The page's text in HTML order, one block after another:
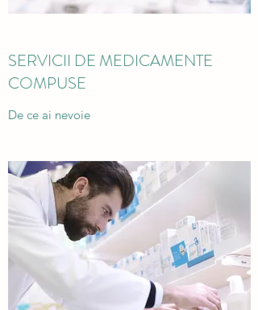
SERVICII DE MEDICAMENTE
COMPUSE
De ce ai nevoie